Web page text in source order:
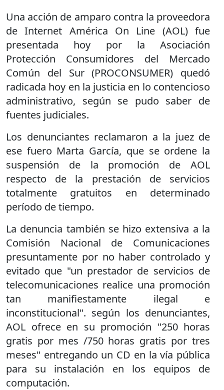
Una acción de amparo contra la proveedora
de Internet América On Line (AOL) fue
presentada hoy por la Asociación
Protección Consumidores del Mercado
Común del Sur (PROCONSUMER) quedó
radicada hoy en la justicia en lo contencioso
administrativo, según se pudo saber de
fuentes judiciales.
Los denunciantes reclamaron a la juez de
ese fuero Marta García, que se ordene la
suspensión de la promoción de AOL
respecto de la prestación de servicios
totalmente gratuitos en determinado
período de tiempo.
La denuncia también se hizo extensiva a la
Comisión Nacional de Comunicaciones
presuntamente por no haber controlado y
evitado que "un prestador de servicios de
telecomunicaciones realice una promoción
tan manifiestamente ilegal e
inconstitucional". según los denunciantes,
AOL ofrece en su promoción "250 horas
gratis por mes /750 horas gratis por tres
meses" entregando un CD en la vía pública
para su instalación en los equipos de
computación.